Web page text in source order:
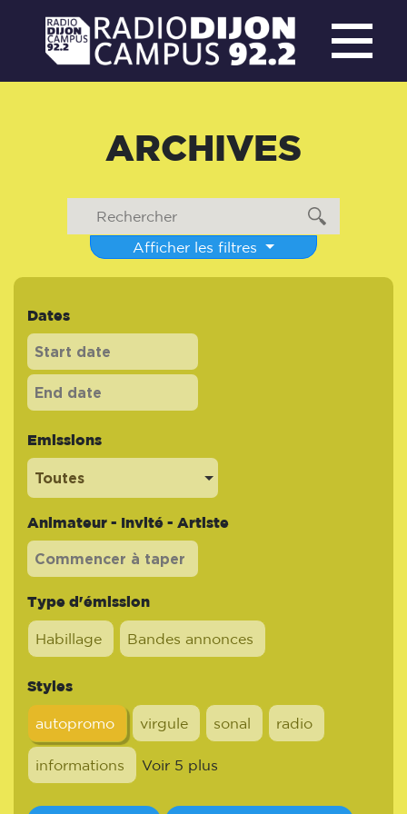
ARCHIVES
Afficher les filtres
Dates
Emissions
Toutes
Animateur - Invité - Artiste
Type d'émission
Habillage Bandes annonces
Styles
autopromo virgule sonal radio
informations Voir 5 plus